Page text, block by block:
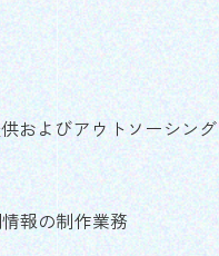
およびアウトソーシング
報の制作業務